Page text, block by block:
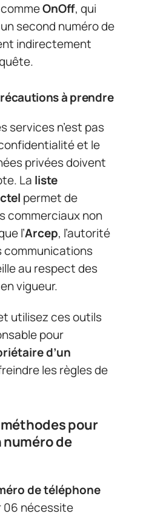
OnOff, qui
second numéro de
indirectement
à prendre
services n’est pas
et le
privées doivent
La liste
permet de
commerciaux non
l’Arcep, l’autorité
communications
au respect des
vigueur.
utilisez ces outils
pour
d’un
les règles de
pour
de
de téléphone
06 nécessite